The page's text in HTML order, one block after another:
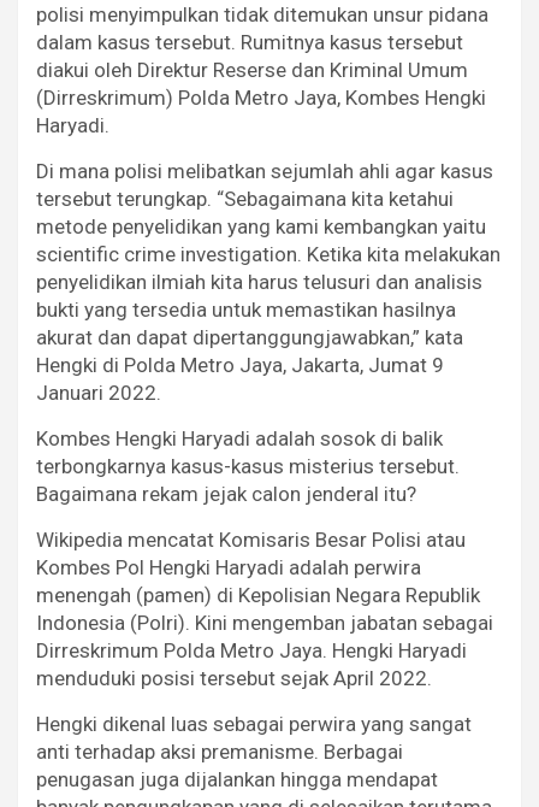
polisi menyimpulkan tidak ditemukan unsur pidana
dalam kasus tersebut. Rumitnya kasus tersebut
diakui oleh Direktur Reserse dan Kriminal Umum
(Dirreskrimum) Polda Metro Jaya, Kombes Hengki
Haryadi.
Di mana polisi melibatkan sejumlah ahli agar kasus
tersebut terungkap. “Sebagaimana kita ketahui
metode penyelidikan yang kami kembangkan yaitu
scientific crime investigation. Ketika kita melakukan
penyelidikan ilmiah kita harus telusuri dan analisis
bukti yang tersedia untuk memastikan hasilnya
akurat dan dapat dipertanggungjawabkan,” kata
Hengki di Polda Metro Jaya, Jakarta, Jumat 9
Januari 2022.
Kombes Hengki Haryadi adalah sosok di balik
terbongkarnya kasus-kasus misterius tersebut.
Bagaimana rekam jejak calon jenderal itu?
Wikipedia mencatat Komisaris Besar Polisi atau
Kombes Pol Hengki Haryadi adalah perwira
menengah (pamen) di Kepolisian Negara Republik
Indonesia (Polri). Kini mengemban jabatan sebagai
Dirreskrimum Polda Metro Jaya. Hengki Haryadi
menduduki posisi tersebut sejak April 2022.
Hengki dikenal luas sebagai perwira yang sangat
anti terhadap aksi premanisme. Berbagai
penugasan juga dijalankan hingga mendapat